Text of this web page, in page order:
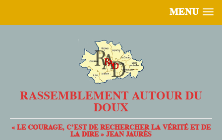
MENU
RASSEMBLEMENT AUTOUR DU
DOUX
« LE COURAGE, C’EST DE RECHERCHER LA VÉRITÉ ET DE
LA DIRE » JEAN JAURÈS